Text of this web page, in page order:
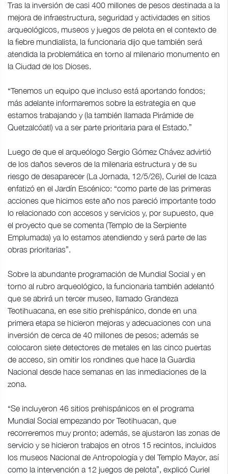
Tras la inversión de casi 400 millones de pesos destinada a la
mejora de infraestructura, seguridad y actividades en sitios
arqueológicos, museos y juegos de pelota en el contexto de
la fiebre mundialista, la funcionaria dijo que también será
atendida la problemática en torno al milenario monumento en
la Ciudad de los Dioses.
“Tenemos un equipo que incluso está aportando fondos;
más adelante informaremos sobre la estrategia en que
estamos trabajando y (la también llamada Pirámide de
Quetzalcóatl) va a ser parte prioritaria para el Estado.”
Luego de que el arqueólogo Sergio Gómez Chávez advirtió
de los daños severos de la milenaria estructura y de su
riesgo de desaparecer (La Jornada, 12/5/26), Curiel de Icaza
enfatizó en el Jardín Escénico: “como parte de las primeras
acciones que hicimos este año nos pareció importante todo
lo relacionado con accesos y servicios y, por supuesto, que
el proyecto que se comenta (Templo de la Serpiente
Emplumada) ya lo estamos atendiendo y será parte de las
obras prioritarias”.
Sobre la abundante programación de Mundial Social y en
torno al rubro arqueológico, la funcionaria también adelantó
que se abrirá un tercer museo, llamado Grandeza
Teotihuacana, en ese sitio prehispánico, donde en una
primera etapa se hicieron mejoras y adecuaciones con una
inversión de cerca de 40 millones de pesos; además se
colocaron siete detectores de metales en las cinco puertas
de acceso, sin omitir los rondines que hace la Guardia
Nacional desde hace semanas en las inmediaciones de la
zona.
“Se incluyeron 46 sitios prehispánicos en el programa
Mundial Social empezando por Teotihuacan, que
recorreremos muy pronto; además, se ajustaron las zonas de
servicio y se hicieron trabajos en otros 15 recintos, incluidos
los museos Nacional de Antropología y del Templo Mayor, así
como la intervención a 12 juegos de pelota”, explicó Curiel